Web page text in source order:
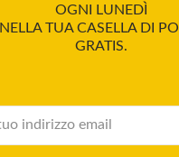
OGNI LUNEDÌ
NELLA TUA CASELLA DI
GRATIS.